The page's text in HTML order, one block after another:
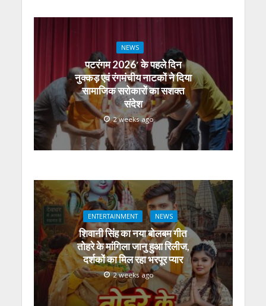
NEWS
पटरंगम 2026′ के पहले दिन
नुक्कड़ एवं रंगमंचीय नाटकों ने दिया
सामाजिक सरोकारों का सशक्त
संदेश
2 weeks ago
ENTERTAINMENT NEWS
शिवानी सिंह का नया बोलबम गीत
तोहरे के मांगिला जानु हुआ रिलीज,
दर्शकों का मिल रहा भरपूर प्यार
2 weeks ago